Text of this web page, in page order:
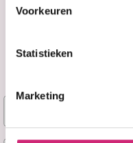
Voorkeuren
Statistieken
Marketing
Taliah Waajid
Enhancing Herbal
Naam